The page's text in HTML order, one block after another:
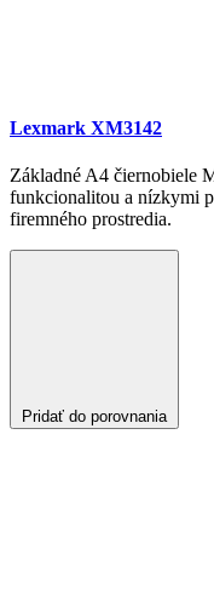
Lexmark XM3142
Základné A4 čiernobiele
funkcionalitou a nízkymi
firemného prostredia.
Pridať do porovnania